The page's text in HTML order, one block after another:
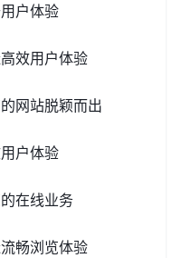
户体验
效用户体验
网站脱颖而出
户体验
在线业务
畅浏览体验